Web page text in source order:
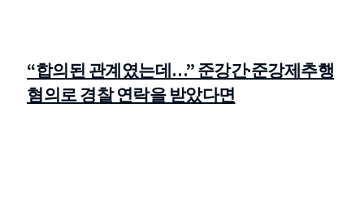
“합의된 관계였는데…” 준강간·준강제추행
혐의로 경찰 연락을 받았다면